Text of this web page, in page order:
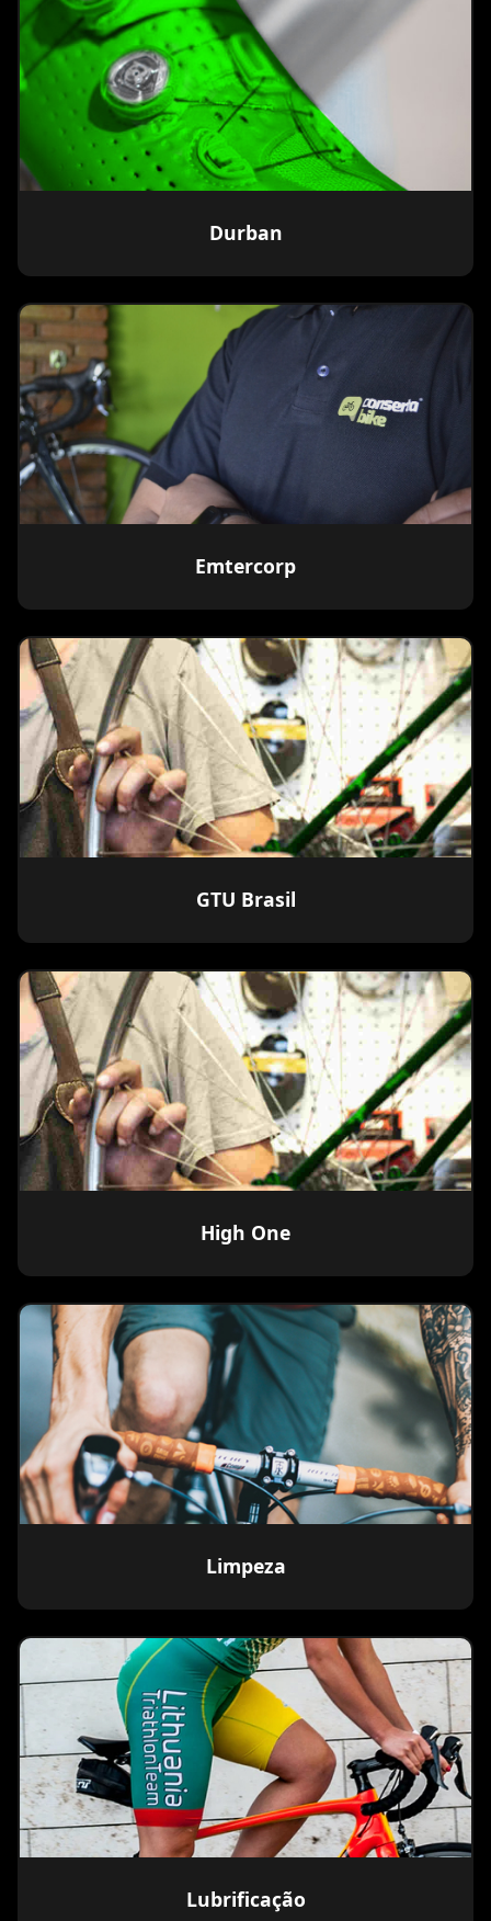
Durban
Emtercorp
GTU Brasil
High One
Limpeza
Lubrificação